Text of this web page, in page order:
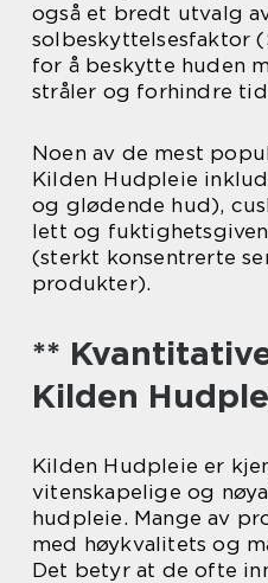
også et bredt utvalg
solbeskyttelsesfaktor
for å beskytte huden
stråler og forhindre
Noen av de mest
Kilden Hudpleie
og glødende hud),
lett og
(sterkt konsentrerte
produkter).
**
Kilden
Kilden Hudpleie er
vitenskapelige og
hudpleie. Mange av
med høykvalitets og
Det betyr at de ofte